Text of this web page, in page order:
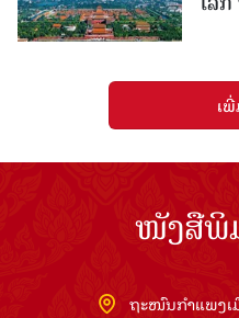
ເ
ໜັງສືພິ
ຖະໜົນກຳແພງເ